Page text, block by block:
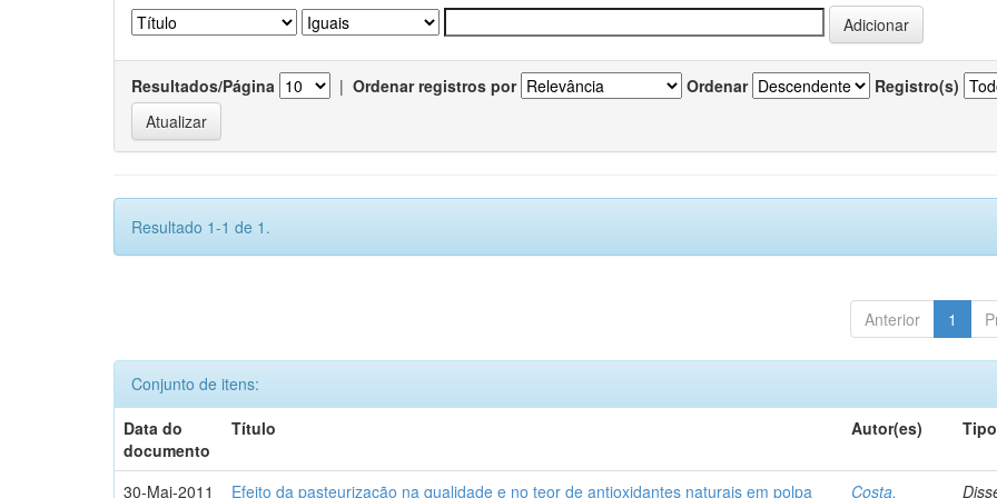
Resultados/Página | Ordenar registros por Ordenar Registro(s)
Resultado 1-1 de 1.
Anterior 1
Conjunto de itens:
Data do
documento
Título Autor(es) Tipo
30-Mai-2011 Efeito da pasteurização na qualidade e no teor de antioxidantes naturais em polpa Costa,